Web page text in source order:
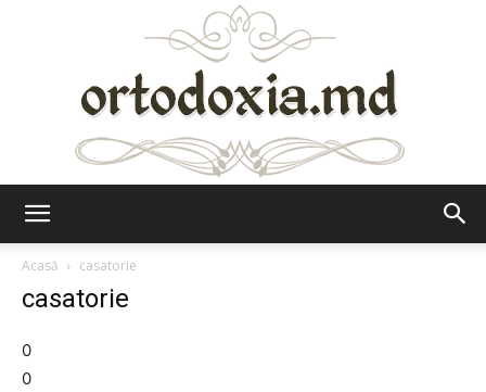
Acasă
casatorie
casatorie
0
0